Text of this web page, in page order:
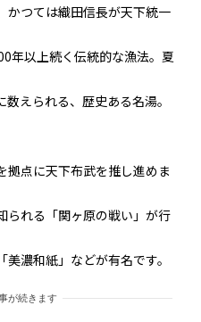
かつては織田信長が天下統一
年以上続く伝統的な漁法。夏
えられる、歴史ある名湯。
拠点に天下布武を推し進めま
られる「関ヶ原の戦い」が行
濃和紙」などが有名です。
が続きます